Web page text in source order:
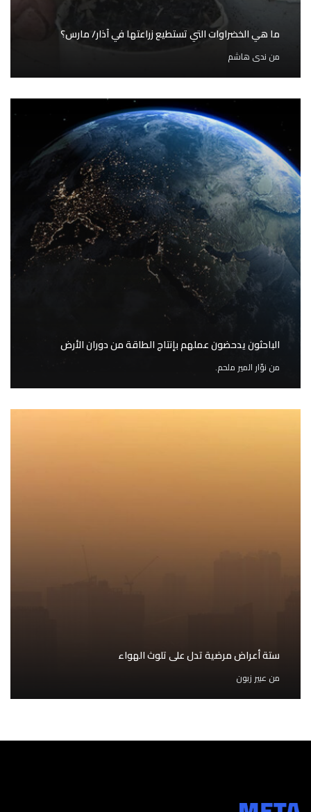
ما هي الخضراوات التي تستطيع زراعتها في آذار/ مارس؟
من ندى هاشم
الباحثون يدحضون عملهم بإنتاج الطاقة من دوران الأرض
من نوّار المير ملحم.
ستة أعراض مرضية تدل على تلوث الهواء
من عبير زبون